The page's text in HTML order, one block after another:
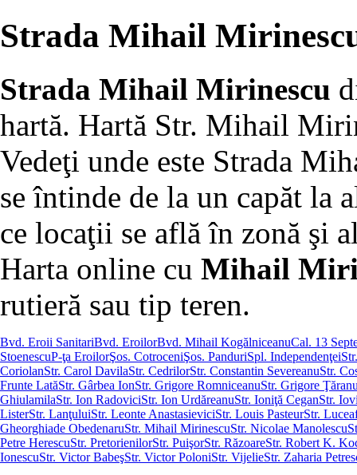
Strada Mihail
Strada Mihail Mirinescu
hartă. Hartă Str. Mihail
Vedeţi unde este Strada
se întinde de la un capăt la
ce locaţii se află în zonă şi
Harta online cu Mihail
rutieră sau tip teren.
Bvd. Eroii SanitariBvd. EroilorBvd. Mihail KogălniceanuCal. 13
StoenescuP-ţa EroilorŞos. CotroceniŞos. PanduriSpl. Independenţei
CoriolanStr. Carol DavilaStr. CedrilorStr. Constantin SevereanuStr.
Frunte LatăStr. Gârbea IonStr. Grigore RomniceanuStr. Grigore
GhiulamilaStr. Ion RadoviciStr. Ion UrdăreanuStr. Ioniţă CeganStr.
ListerStr. LanţuluiStr. Leonte AnastasieviciStr. Louis PasteurStr.
Gheorghiade ObedenaruStr. Mihail MirinescuStr. Nicolae Manolescu
Petre HerescuStr. PretorienilorStr. PuişorStr. RăzoareStr. Robert K.
IonescuStr. Victor BabeşStr. Victor PoloniStr. VijelieStr. Zaharia